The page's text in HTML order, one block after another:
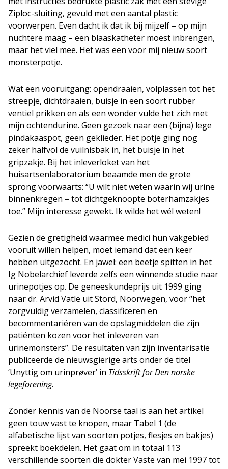
Ziploc-sluiting, gevuld met een aantal plastic
voorwerpen. Even dacht ik dat ik bij mijzelf – op mijn
nuchtere maag – een blaaskatheter moest inbrengen,
maar het viel mee. Het was een voor mij nieuw soort
monsterpotje.
Wat een vooruitgang: opendraaien, volplassen tot het
streepje, dichtdraaien, buisje in een soort rubber
ventiel prikken en als een wonder vulde het zich met
mijn ochtendurine. Geen gezoek naar een (bijna) lege
pindakaaspot, geen geklieder. Het potje ging nog
zeker halfvol de vuilnisbak in, het buisje in het
gripzakje. Bij het inleverloket van het
huisartsenlaboratorium beaamde men de grote
sprong voorwaarts: “U wilt niet weten waarin wij urine
binnenkregen – tot dichtgeknoopte boterhamzakjes
toe.” Mijn interesse gewekt. Ik wilde het wél weten!
Gezien de gretigheid waarmee medici hun vakgebied
vooruit willen helpen, moet iemand dat een keer
hebben uitgezocht. En jawel: een beetje spitten in het
Ig Nobelarchief leverde zelfs een winnende studie naar
urinepotjes op. De geneeskundeprijs uit 1999 ging
naar dr. Arvid Vatle uit Stord, Noorwegen, voor “het
zorgvuldig verzamelen, classificeren en
becommentariëren van de opslagmiddelen die zijn
patiënten kozen voor het inleveren van
urinemonsters”. De resultaten van zijn inventarisatie
publiceerde de nieuwsgierige arts onder de titel
‘Unyttig om urinprøver’ in Tidsskrift for Den norske
legeforening.
Zonder kennis van de Noorse taal is aan het artikel
geen touw vast te knopen, maar Tabel 1 (de
alfabetische lijst van soorten potjes, flesjes en bakjes)
spreekt boekdelen. Het gaat om in totaal 113
verschillende soorten die dokter Vaste van mei 1997 tot